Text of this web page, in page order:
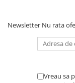
Newsletter Nu rata
Vreau sa